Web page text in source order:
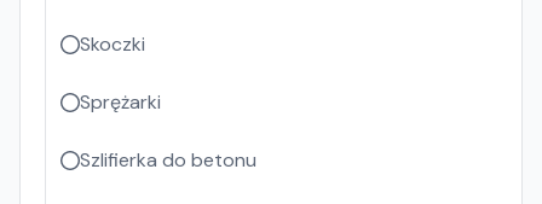
Skoczki
Sprężarki
Szlifierka do betonu